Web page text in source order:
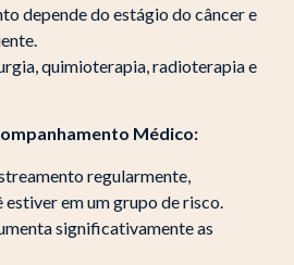
depende do estágio do câncer e
quimioterapia, radioterapia e
Médico:
regularmente,
em um grupo de risco.
significativamente as